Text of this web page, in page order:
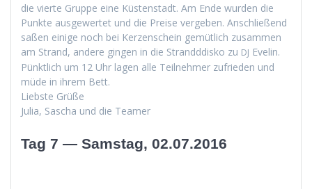
die vierte Gruppe eine Küsten­stadt. Am Ende wur­den die
Punk­te aus­gew­ertet und die Preise vergeben. Anschließend
saßen einige noch bei Kerzen­schein gemütlich zusam­men
am Strand, andere gin­gen in die Strand­ddisko zu DJ Evelin.
Pünk­tlich um 12 Uhr lagen alle Teil­nehmer zufrieden und
müde in ihrem Bett.
Lieb­ste Grüße
Julia, Sascha und die Teamer
Tag 7 — Samstag, 02.07.2016